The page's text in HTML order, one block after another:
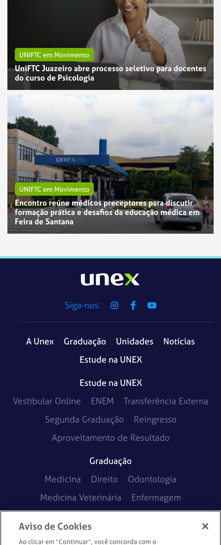
UNIFTC em Movimento
UniFTC Juazeiro abre processo seletivo para docentes
do curso de Psicologia
UNIFTC em Movimento
Encontro reúne médicos preceptores para discutir
formação prática e desafios da educação médica em
Feira de Santana
UNIFTC em Movimento
UniFTC Juazeiro e Petrolina abrem seleção para
UNIFTC em Movimento
UNEX Jequié abre seleção para preceptor de estágio
do curso de Enfermagem na Atenção Primária à
Siga-nos:
A Unex Graduação Unidades
Notícias
Estude na UNEX
Estude na UNEX
Vestibular Online
ENEM
Transferência Externa
Segunda Graduação
Reingresso
Aproveitamento de Resultado
Graduação
Medicina
Direito
Odontologia
Medicina Veterinária
Enfermagem
Aviso de Cookies
Ao clicar em “Continuar”, você concorda com o